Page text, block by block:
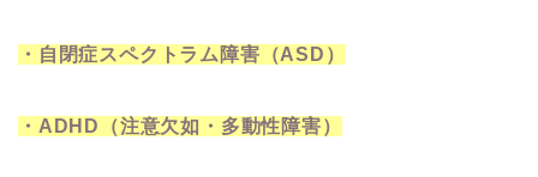
・自閉症スペクトラム障害（ASD）
・ADHD（注意欠如・多動性障害）